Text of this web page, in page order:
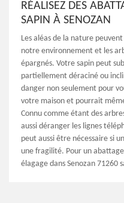
RÉALISEZ DES
SAPIN À SENOZAN
Les aléas de la nature
notre environnement et les
épargnés. Votre sapin peut
partiellement déraciné ou
danger non seulement pour
votre maison et pourrait
Connu comme étant des
aussi déranger les lignes
peut aussi être nécessaire si
une fragilité. Pour un
élagage dans Senozan 71260